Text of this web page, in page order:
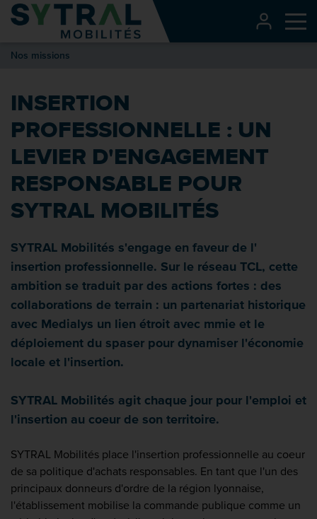
Contenu
Entête de page
Nos missions
INSERTION
PROFESSIONNELLE : UN
LEVIER D'ENGAGEMENT
RESPONSABLE POUR
SYTRAL MOBILITÉS
SYTRAL Mobilités s'engage en faveur de l'
insertion professionnelle. Sur le réseau TCL, cette
ambition se traduit par des actions fortes : des
collaborations de terrain : un partenariat historique
avec Medialys un lien étroit avec mmie et le
déploiement du spaser pour dynamiser l'économie
locale et l'insertion.
SYTRAL Mobilités agit chaque jour pour l'emploi et
l'insertion au coeur de son territoire.
SYTRAL Mobilités place l'insertion professionnelle au coeur
de sa politique d'achats responsables. En tant que l'un des
principaux donneurs d'ordre de la région lyonnaise,
l'établissement mobilise la commande publique comme un